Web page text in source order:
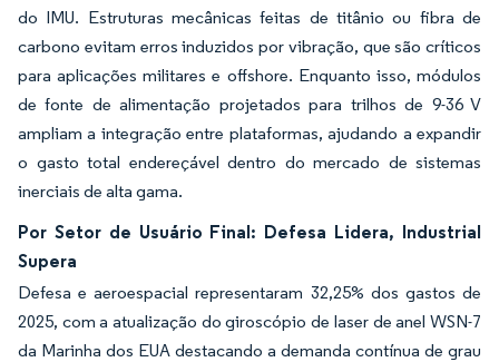
do IMU. Estruturas mecânicas feitas de titânio ou fibra de
carbono evitam erros induzidos por vibração, que são críticos
para aplicações militares e offshore. Enquanto isso, módulos
de fonte de alimentação projetados para trilhos de 9-36 V
ampliam a integração entre plataformas, ajudando a expandir
o gasto total endereçável dentro do mercado de sistemas
inerciais de alta gama.
Por Setor de Usuário Final: Defesa Lidera, Industrial
Supera
Defesa e aeroespacial representaram 32,25% dos gastos de
2025, com a atualização do giroscópio de laser de anel WSN-7
da Marinha dos EUA destacando a demanda contínua de grau